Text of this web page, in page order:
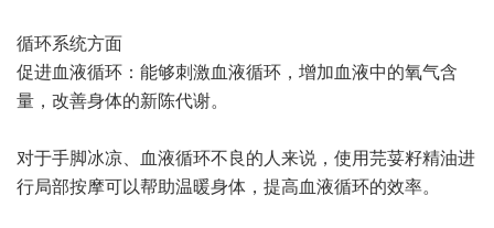
循环系统方面
促进血液循环：能够刺激血液循环，增加血液中的氧气含
量，改善身体的新陈代谢。
对于手脚冰凉、血液循环不良的人来说，使用芫荽籽精油进
行局部按摩可以帮助温暖身体，提高血液循环的效率。